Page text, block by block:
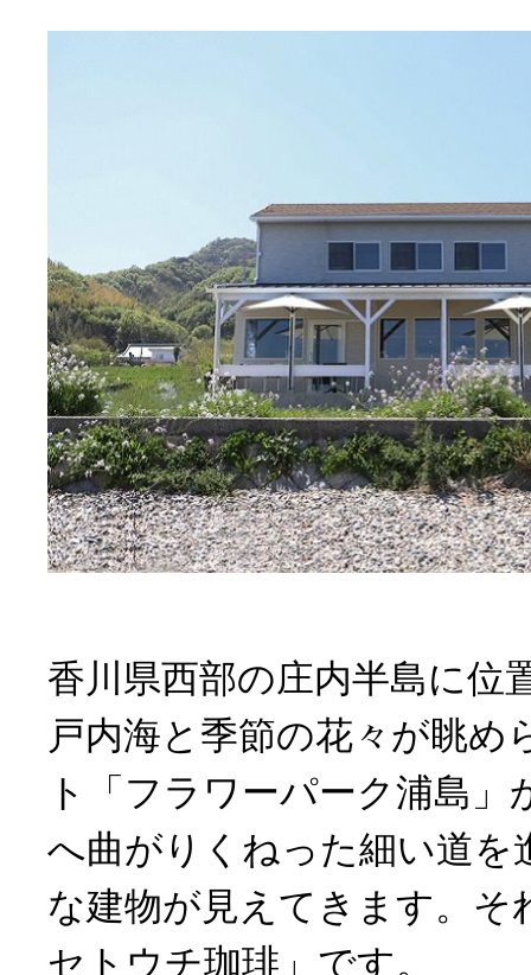
香川県西部の庄内半島に位
戸内海と季節の花々が眺め
ト「フラワーパーク浦島
へ曲がりくねった細い道を
な建物が見えてきます。そ
セトウチ珈琲」です。